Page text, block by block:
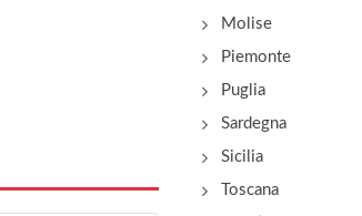
Molise
Piemonte
Puglia
Sardegna
Sicilia
Toscana